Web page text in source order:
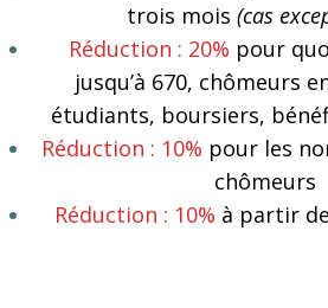
trois mois (cas
Réduction : 20% pour
jusqu’à 670, chômeurs
étudiants, boursiers,
Réduction : 10% pour les
chômeurs
Réduction : 10% à partir